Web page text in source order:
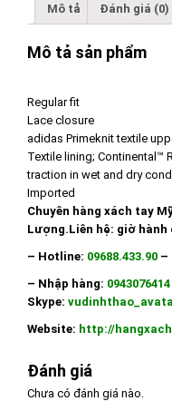
Mô tả Đánh giá (0)
Mô tả sản phẩm
Regular fit
Lace closure
adidas Primeknit textile
Textile lining; Continental™
traction in wet and dry
Imported
Chuyên hàng xách tay
Lượng.Liên hệ: giờ hành
– Hotline: 09688.433.90 –
– Nhập hàng: 0943076414
Skype:
Website: http://
Đánh giá
Chưa có đánh giá nào.